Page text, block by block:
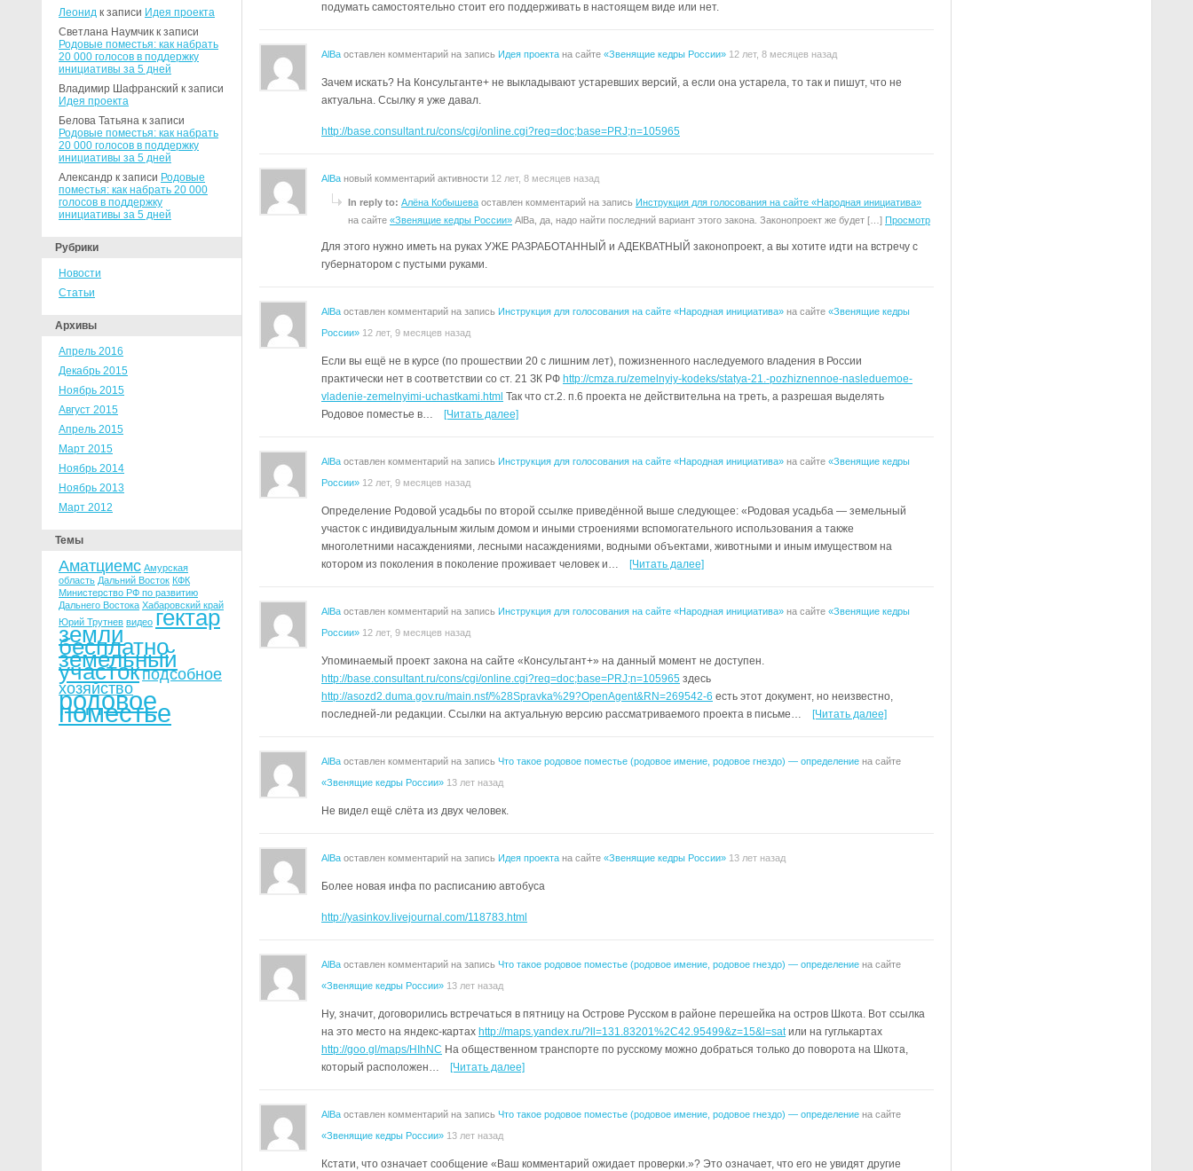
Леонид к записи Идея проекта
Светлана Наумчик к записи
Родовые поместья: как набрать
20 000 голосов в поддержку
инициативы за 5 дней
Владимир Шафранский к записи
Идея проекта
Белова Татьяна к записи
Родовые поместья: как набрать
20 000 голосов в поддержку
инициативы за 5 дней
Александр к записи Родовые
поместья: как набрать 20 000
голосов в поддержку
инициативы за 5 дней
Рубрики
Новости
Статьи
Архивы
Апрель 2016
Декабрь 2015
Ноябрь 2015
Август 2015
Апрель 2015
Март 2015
Ноябрь 2014
Ноябрь 2013
Март 2012
Темы
Аматциемс Амурская
область Дальний Восток КФК
Министерство РФ по развитию
Дальнего Востока Хабаровский край
Юрий Трутнев видео гектар
земли
бесплатно
земельный
участокподсобное
хозяйство
родовое
поместье
подумать самостоятельно стоит его поддерживать в настоящем виде или нет.
AlBa оставлен комментарий на запись Идея проекта на сайте «Звенящие кедры России» 12 лет, 8 месяцев назад
Зачем искать? На Консультанте+ не выкладывают устаревших версий, а если она устарела, то так и пишут, что не
актуальна. Ссылку я уже давал.
http://base.consultant.ru/cons/cgi/online.cgi?req=doc;base=PRJ;n=105965
AlBa новый комментарий активности 12 лет, 8 месяцев назад
In reply to: Алёна Кобышева оставлен комментарий на запись Инструкция для голосования на сайте «Народная инициатива»
на сайте «Звенящие кедры России» AlBa, да, надо найти последний вариант этого закона. Законопроект же будет […] Просмотр
Для этого нужно иметь на руках УЖЕ РАЗРАБОТАННЫЙ и АДЕКВАТНЫЙ законопроект, а вы хотите идти на встречу с
губернатором с пустыми руками.
AlBa оставлен комментарий на запись Инструкция для голосования на сайте «Народная инициатива» на сайте «Звенящие кедры
России» 12 лет, 9 месяцев назад
Если вы ещё не в курсе (по прошествии 20 с лишним лет), пожизненного наследуемого владения в России
практически нет в соответствии со ст. 21 ЗК РФ http://cmza.ru/zemelnyiy-kodeks/statya-21.-pozhiznennoe-nasleduemoe-
vladenie-zemelnyimi-uchastkami.html Так что ст.2. п.6 проекта не действительна на треть, а разрешая выделять
Родовое поместье в…
[Читать далее]
AlBa оставлен комментарий на запись Инструкция для голосования на сайте «Народная инициатива» на сайте «Звенящие кедры
России» 12 лет, 9 месяцев назад
Определение Родовой усадьбы по второй ссылке приведённой выше следующее: «Родовая усадьба — земельный
участок с индивидуальным жилым домом и иными строениями вспомогательного использования а также
многолетними насаждениями, лесными насаждениями, водными объектами, животными и иным имуществом на
котором из поколения в поколение проживает человек и…
[Читать далее]
AlBa оставлен комментарий на запись Инструкция для голосования на сайте «Народная инициатива» на сайте «Звенящие кедры
России» 12 лет, 9 месяцев назад
Упоминаемый проект закона на сайте «Консультант+» на данный момент не доступен.
http://base.consultant.ru/cons/cgi/online.cgi?req=doc;base=PRJ;n=105965 здесь
http://asozd2.duma.gov.ru/main.nsf/%28Spravka%29?OpenAgent&RN=269542-6 есть этот документ, но неизвестно,
последней-ли редакции. Ссылки на актуальную версию рассматриваемого проекта в письме…
[Читать далее]
AlBa оставлен комментарий на запись Что такое родовое поместье (родовое имение, родовое гнездо) — определение на сайте
«Звенящие кедры России» 13 лет назад
Не видел ещё слёта из двух человек.
AlBa оставлен комментарий на запись Идея проекта на сайте «Звенящие кедры России» 13 лет назад
Более новая инфа по расписанию автобуса
http://yasinkov.livejournal.com/118783.html
AlBa оставлен комментарий на запись Что такое родовое поместье (родовое имение, родовое гнездо) — определение на сайте
«Звенящие кедры России» 13 лет назад
Ну, значит, договорились встречаться в пятницу на Острове Русском в районе перешейка на остров Шкота. Вот ссылка
на это место на яндекс-картах http://maps.yandex.ru/?ll=131.83201%2C42.95499&z=15&l=satили на гуглькартах
http://goo.gl/maps/HIhNC На общественном транспорте по русскому можно добраться только до поворота на Шкота,
который расположен…
[Читать далее]
AlBa оставлен комментарий на запись Что такое родовое поместье (родовое имение, родовое гнездо) — определение на сайте
«Звенящие кедры России» 13 лет назад
Кстати, что означает сообщение «Ваш комментарий ожидает проверки.»? Это означает, что его не увидят другие